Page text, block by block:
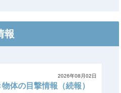
報
2026年08月02日
体の目撃情報（続報）